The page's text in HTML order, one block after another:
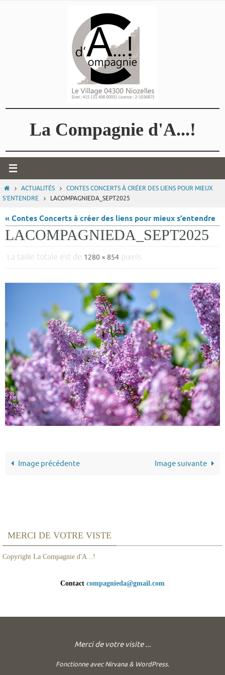
La Compagnie d'A...!
HOMEACTUALITÉS
CONTES CONCERTS À CRÉER DES LIENS POUR MIEUX
S'ENTENDRE
LACOMPAGNIEDA_SEPT2025
« Contes Concerts à créer des liens pour mieux s’entendre
LACOMPAGNIEDA_SEPT2025
La taille totale est de 1280 × 854 pixels
Image précédente Image suivante
MERCI DE VOTRE VISTE
Copyright La Compagnie d'A...!
Contact compagnieda@gmail.com
Merci de votre visite ...
Fonctionne avecNirvana & WordPress.